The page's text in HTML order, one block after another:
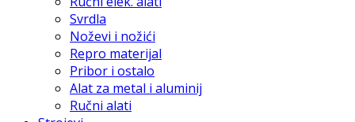
Svrdla
Noževi i nožići
Repro materijal
Pribor i ostalo
Alat za metal i aluminij
Ručni alati